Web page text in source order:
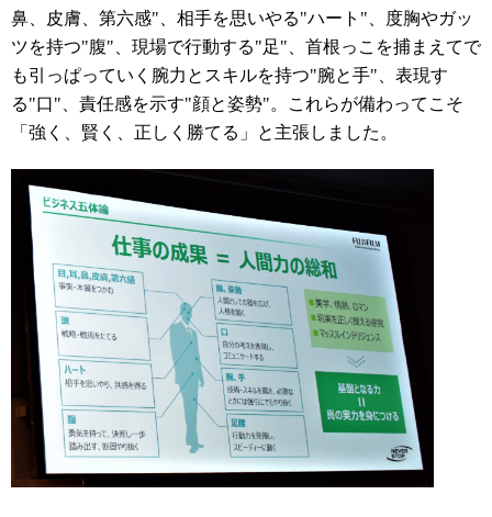
鼻、皮膚、第六感"、相手を思いやる"ハート"、度胸やガッ
ツを持つ"腹"、現場で行動する"足"、首根っこを捕まえてで
も引っぱっていく腕力とスキルを持つ"腕と手"、表現す
る"口"、責任感を示す"顔と姿勢"。これらが備わってこそ
「強く、賢く、正しく勝てる」と主張しました。